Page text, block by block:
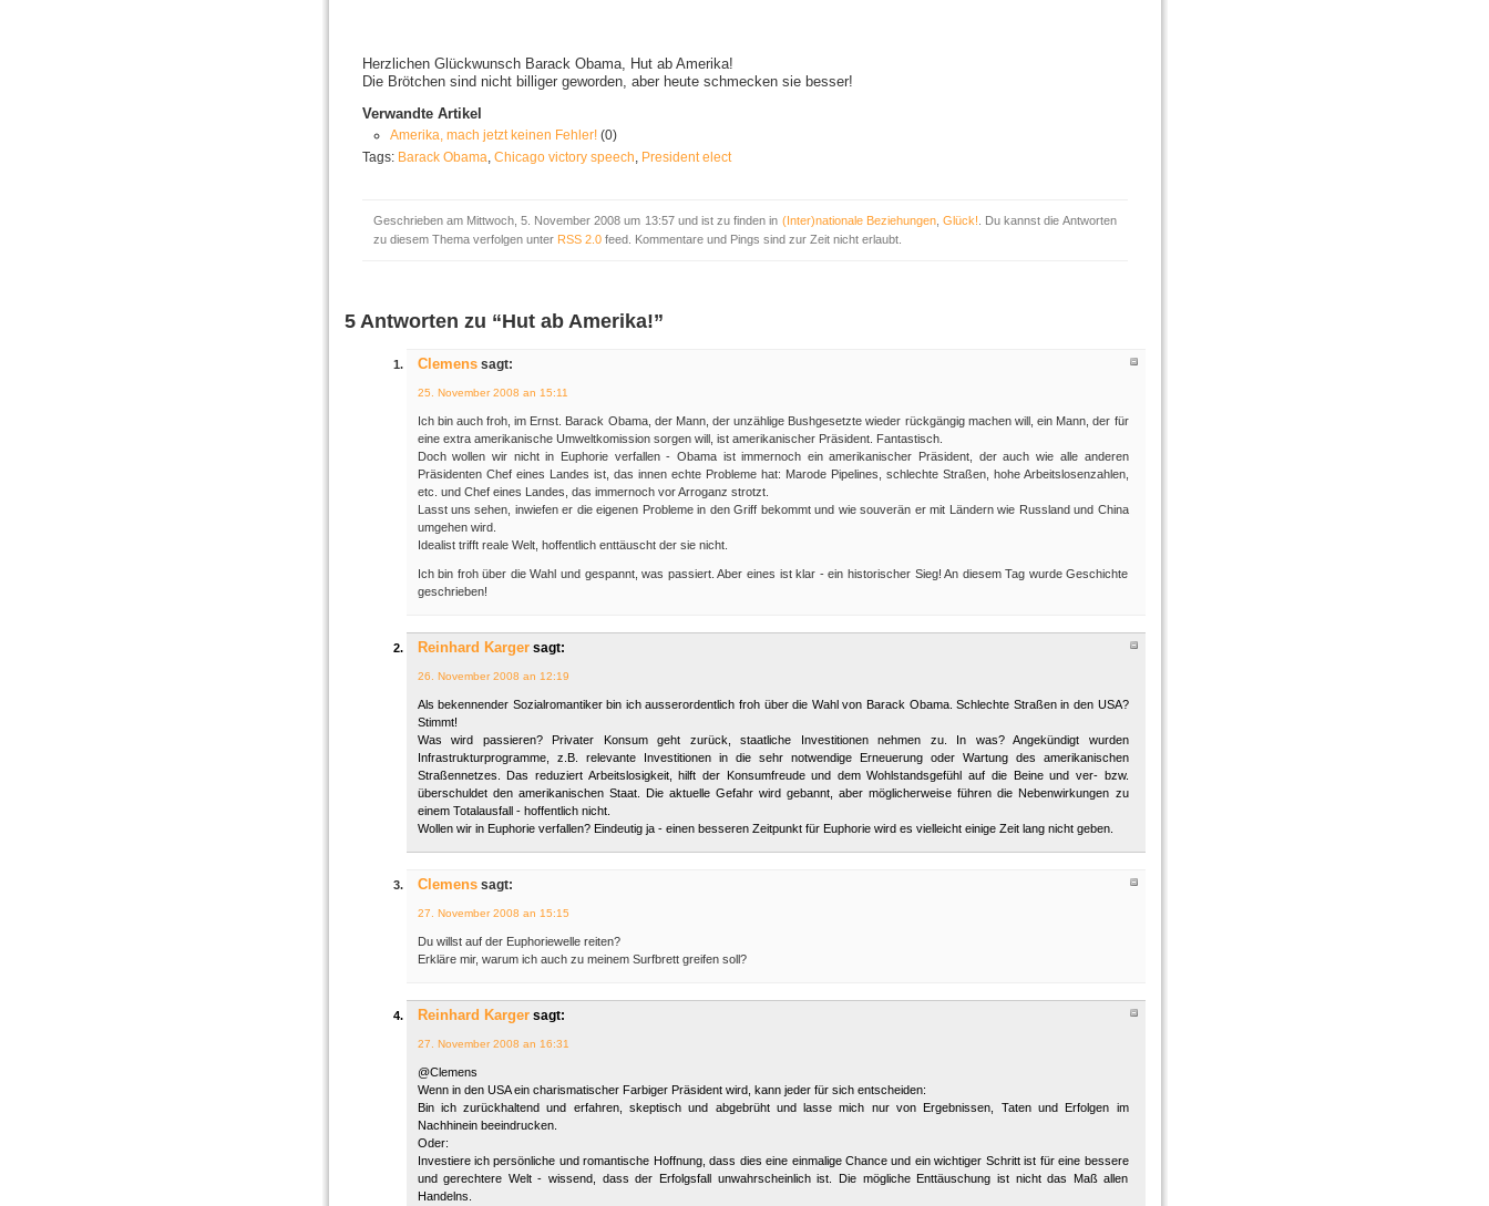
Herzlichen Glückwunsch Barack Obama, Hut ab Amerika!
Die Brötchen sind nicht billiger geworden, aber heute schmecken sie besser!
Verwandte Artikel
Amerika, mach jetzt keinen Fehler!(0)
Tags: Barack Obama Chicago victory speech President elect
Geschrieben am Mittwoch, 5. November 2008 um 13:57 und ist zu finden in (Inter)nationale Beziehungen, Glück! . Du kannst die Antworten
zu diesem Thema verfolgen unter RSS 2.0feed. Kommentare und Pings sind zur Zeit nicht erlaubt.
5 Antworten zu “Hut ab Amerika!”
Clemenssagt:
25. November 2008 an 15:11
Ich bin auch froh, im Ernst. Barack Obama, der Mann, der unzählige Bushgesetzte wieder rückgängig machen will, ein Mann, der für
eine extra amerikanische Umweltkomission sorgen will, ist amerikanischer Präsident. Fantastisch.
Doch wollen wir nicht in Euphorie verfallen - Obama ist immernoch ein amerikanischer Präsident, der auch wie alle anderen
Präsidenten Chef eines Landes ist, das innen echte Probleme hat: Marode Pipelines, schlechte Straßen, hohe Arbeitslosenzahlen,
etc. und Chef eines Landes, das immernoch vor Arroganz strotzt.
Lasst uns sehen, inwiefen er die eigenen Probleme in den Griff bekommt und wie souverän er mit Ländern wie Russland und China
umgehen wird.
Idealist trifft reale Welt, hoffentlich enttäuscht der sie nicht.
Ich bin froh über die Wahl und gespannt, was passiert. Aber eines ist klar - ein historischer Sieg! An diesem Tag wurde Geschichte
geschrieben!
Reinhard Kargersagt:
26. November 2008 an 12:19
Als bekennender Sozialromantiker bin ich ausserordentlich froh über die Wahl von Barack Obama. Schlechte Straßen in den USA?
Stimmt!
Was wird passieren? Privater Konsum geht zurück, staatliche Investitionen nehmen zu. In was? Angekündigt wurden
Infrastrukturprogramme, z.B. relevante Investitionen in die sehr notwendige Erneuerung oder Wartung des amerikanischen
Straßennetzes. Das reduziert Arbeitslosigkeit, hilft der Konsumfreude und dem Wohlstandsgefühl auf die Beine und ver- bzw.
überschuldet den amerikanischen Staat. Die aktuelle Gefahr wird gebannt, aber möglicherweise führen die Nebenwirkungen zu
einem Totalausfall - hoffentlich nicht.
Wollen wir in Euphorie verfallen? Eindeutig ja - einen besseren Zeitpunkt für Euphorie wird es vielleicht einige Zeit lang nicht geben.
Clemenssagt:
27. November 2008 an 15:15
Du willst auf der Euphoriewelle reiten?
Erkläre mir, warum ich auch zu meinem Surfbrett greifen soll?
Reinhard Kargersagt:
27. November 2008 an 16:31
@Clemens
Wenn in den USA ein charismatischer Farbiger Präsident wird, kann jeder für sich entscheiden:
Bin ich zurückhaltend und erfahren, skeptisch und abgebrüht und lasse mich nur von Ergebnissen, Taten und Erfolgen im
Nachhinein beeindrucken.
Oder:
Investiere ich persönliche und romantische Hoffnung, dass dies eine einmalige Chance und ein wichtiger Schritt ist für eine bessere
und gerechtere Welt - wissend, dass der Erfolgsfall unwahrscheinlich ist. Die mögliche Enttäuschung ist nicht das Maß allen
Handelns.